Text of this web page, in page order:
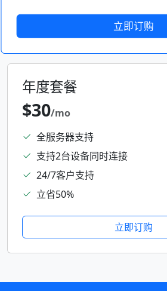
立即订购
年度套餐
$30/mo
全服务器支持
支持2台设备同时连接
24/7客户支持
立省50%
立即订购